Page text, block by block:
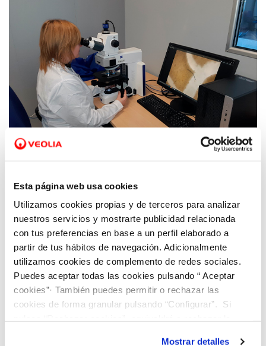
Esta página web usa cookies
Utilizamos cookies propias y de terceros para analizar
nuestros servicios y mostrarte publicidad relacionada
con tus preferencias en base a un perfil elaborado a
partir de tus hábitos de navegación. Adicionalmente
utilizamos cookies de complemento de redes sociales.
Puedes aceptar todas las cookies pulsando “ Aceptar
cookies”· También puedes permitir o rechazar las
cookies de forma granular pulsando “Configurar”. Si
Mostrar detalles
07 FEB 2020
Alicante impulsan un Doctorado Industrial
sobre Microplásticos